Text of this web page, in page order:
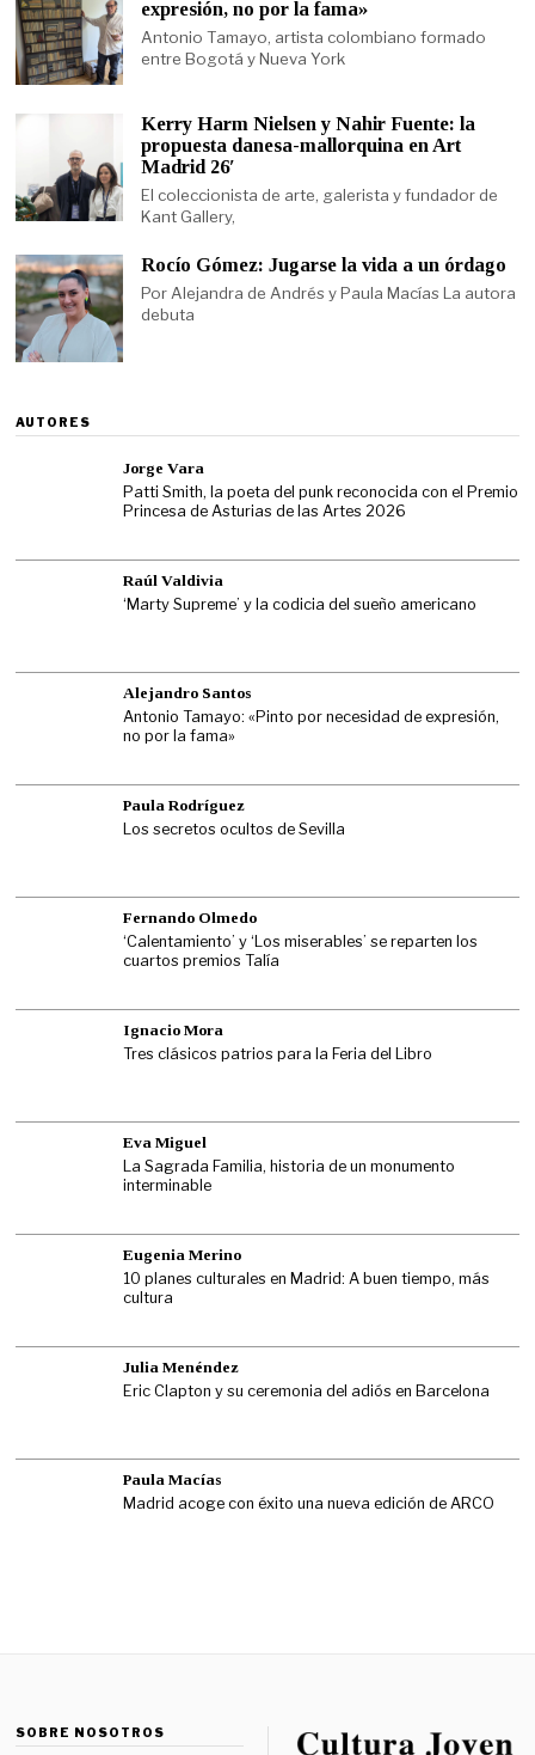
expresión, no por la fama»
Antonio Tamayo, artista colombiano formado
entre Bogotá y Nueva York
Kerry Harm Nielsen y Nahir Fuente: la
propuesta danesa-mallorquina en Art
Madrid 26′
El coleccionista de arte, galerista y fundador de
Kant Gallery,
Rocío Gómez: Jugarse la vida a un órdago
Por Alejandra de Andrés y Paula Macías La autora
debuta
AUTORES
Jorge Vara
Patti Smith, la poeta del punk reconocida con el Premio
Princesa de Asturias de las Artes 2026
Raúl Valdivia
‘Marty Supreme’ y la codicia del sueño americano
Alejandro Santos
Antonio Tamayo: «Pinto por necesidad de expresión,
no por la fama»
Paula Rodríguez
Los secretos ocultos de Sevilla
Fernando Olmedo
‘Calentamiento’ y ‘Los miserables’ se reparten los
cuartos premios Talía
Ignacio Mora
Tres clásicos patrios para la Feria del Libro
Eva Miguel
La Sagrada Familia, historia de un monumento
interminable
Eugenia Merino
10 planes culturales en Madrid: A buen tiempo, más
cultura
Julia Menéndez
Eric Clapton y su ceremonia del adiós en Barcelona
Paula Macías
Madrid acoge con éxito una nueva edición de ARCO
SOBRE NOSOTROS